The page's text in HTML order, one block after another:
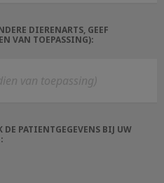
DIERENARTS, GEEF
VAN TOEPASSING):
PATIENTGEGEVENS BIJ UW